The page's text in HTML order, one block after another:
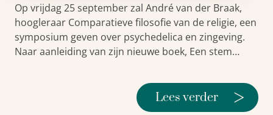
Op vrijdag 25 september zal André van der Braak,
hoogleraar Comparatieve filosofie van de religie, een
symposium geven over psychedelica en zingeving.
Naar aanleiding van zijn nieuwe boek, Een stem…
Lees verder >